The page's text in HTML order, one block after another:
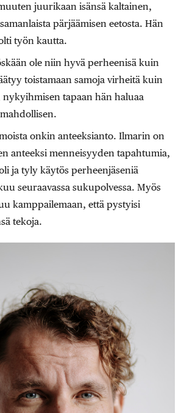
juurikaan isänsä kaltainen,
pärjäämisen eetosta. Hän
työn kautta.
ole niin hyvä perheenisä kuin
toistamaan samoja virheitä kuin
tapaan hän haluaa
onkin anteeksianto. Ilma­rin on
anteeksi menneisyyden tapahtumia,
ja tyly käytös perheenjäseniä
seuraavassa sukupolvessa. Myös
kamppailemaan, että pystyisi
tekoja.